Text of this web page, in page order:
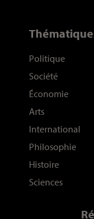
Politique
Société
Économie
Arts
International
Philosophie
Histoire
Sciences